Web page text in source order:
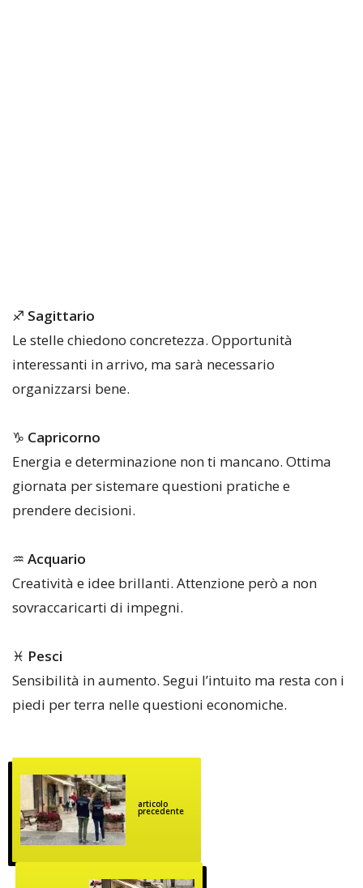
♐ Sagittario
Le stelle chiedono concretezza. Opportunità
interessanti in arrivo, ma sarà necessario
organizzarsi bene.
♑ Capricorno
Energia e determinazione non ti mancano. Ottima
giornata per sistemare questioni pratiche e
prendere decisioni.
♒ Acquario
Creatività e idee brillanti. Attenzione però a non
sovraccaricarti di impegni.
♓ Pesci
Sensibilità in aumento. Segui l’intuito ma resta con i
piedi per terra nelle questioni economiche.
articolo
precedente